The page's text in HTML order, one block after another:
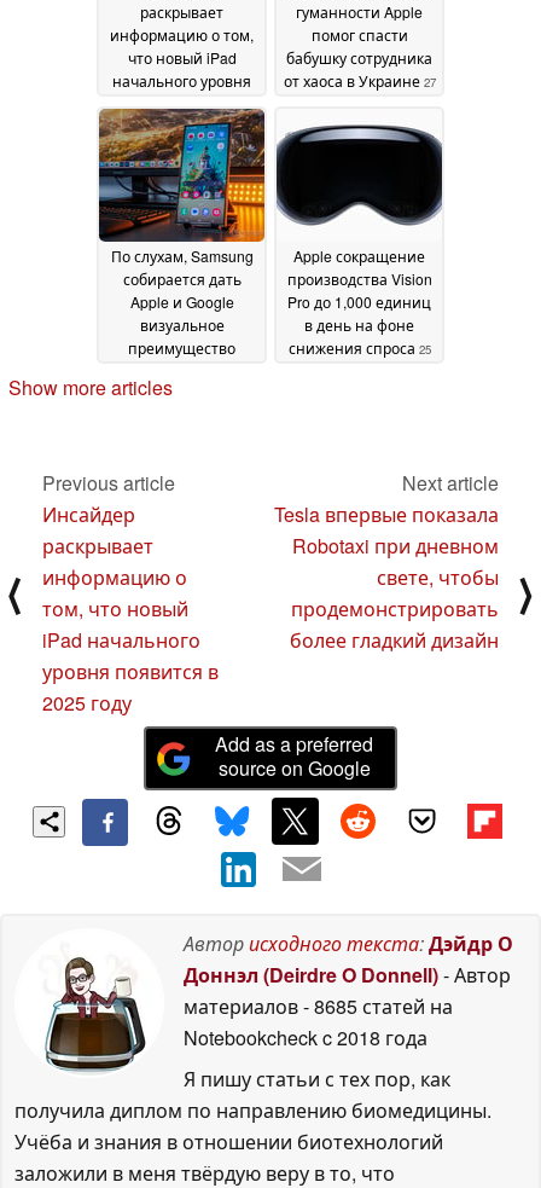
раскрывает
информацию о том,
что новый iPad
начального уровня
появится в 2025 году
28 October 2024
гуманности Apple
помог спасти
бабушку сотрудника
от хаоса в Украине 27
По слухам, Samsung
собирается дать
Apple и Google
визуальное
преимущество
сокращению
Apple сокращение
производства Vision
Pro до 1,000 единиц
в день на фоне
снижения спроса 25
Show more articles
⟨
Previous article
Инсайдер
раскрывает
информацию о
том, что новый
iPad начального
уровня появится в
2025 году
Next article
Tesla впервые показала
Robotaxi при дневном
свете, чтобы
продемонстрировать
более гладкий дизайн
⟩
Add as a preferred
source on Google
Авторисходного текста:Дэйдр О
Доннэл (Deirdre O Donnell)- Автор
материалов- 8685 статей на
Notebookcheckc 2018 года
Я пишу статьи с тех пор, как
получила диплом по направлению биомедицины.
Учёба и знания в отношении биотехнологий
заложили в меня твёрдую веру в то, что